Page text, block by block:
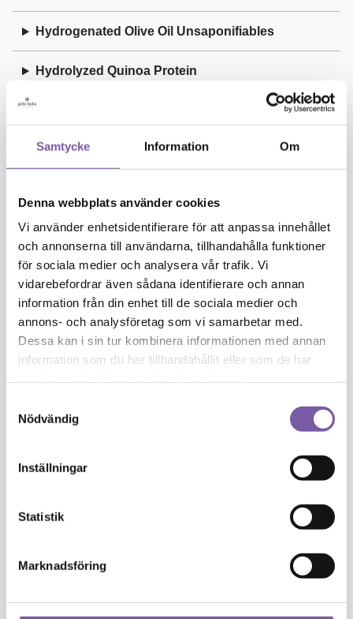
Samtycke Information Om
Denna webbplats använder cookies
Vi använder enhetsidentifierare för att anpassa innehållet
och annonserna till användarna, tillhandahålla funktioner
för sociala medier och analysera vår trafik. Vi
vidarebefordrar även sådana identifierare och annan
information från din enhet till de sociala medier och
annons- och analysföretag som vi samarbetar med.
Dessa kan i sin tur kombinera informationen med annan
information som du har tillhandahållit eller som de har
Nödvändig
Inställningar
Statistik
Marknadsföring
Hydrogenated Olive Oil Unsaponifiables
Hydrolyzed Quinoa Protein
Hydrolyzed Rice Protein
Hydrolyzed Wheat Protein
I
Illite
J
L
Lactic Acid